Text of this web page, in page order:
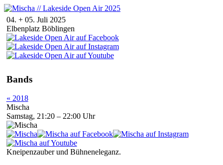
04. + 05. Juli 2025
Elbenplatz Böblingen
Bands
« 2018
Mischa
Samstag, 21:20 – 22:00 Uhr
Kneipenzauber und Bühneneleganz.